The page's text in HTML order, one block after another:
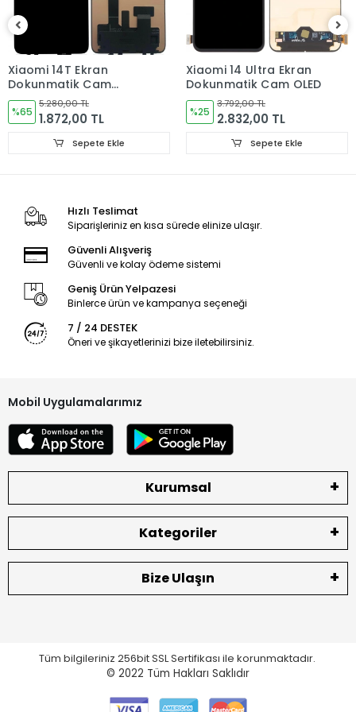
Tüm cep telefonu yedek parça siparişleriniz hafta içi saat
15:30’ a kadar, Cumartesi ise saat 11:00’e kadar AYNI GÜN
kargoya verilir.
Pazar ve resmi tatillerde verdiğiniz siparişler bir sonraki iş
günü içerisinde kargoya verilir.
ÜRÜN GÖNDERİMİ
Ürünler paketleme aşamasında kontrol edilmektedir.
GARANTİ DURUMU
Kullanıcıdan kaynaklanan sorunlar garanti kapsamı
dışındadır!
İADE VE DEĞİŞİM KURALLARI
LCD Ekran, Kasa, Kapak, Bataryalar ve diğer aldığınız iç
akşamlarda ürünün hasar görmemiş olması gerekmektedir.
yapın.
Vidası takılan ürünlerde, kırık, lehimli, jelatinsiz etiketsiz
ekranlarda hata müşteriden kaynaklı ise yedek parça
olduğu için sizlere bu konuda yardımcı olamamaktayız.
Bataryaların soketleri hasarlı olmamalıdır.
Ekranların iç LCD kısmı ve dış dokunmatik bölümünde çizik vs
Arka jelatinleri sökülmemeli ve yapıştırıcı olmamalıdır.
İade ve değişimlerde gönderinizi mutlaka YURTİÇİ KARGO
sırasında mutlaka kontrol ediniz.
almadan tutanak ile geri gönderiniz. Tutanaksız gönderim
Xiaomi 14T Ekran
Dokunmatik Cam
ORJINAL
%65
5.280,00 TL
1.872,00 TL
Sepete Ekle
Xiaomi 14 Ultra Ekran
Dokunmatik Cam OLED
%25
3.792,00 TL
2.832,00 TL
Sepete Ekle
Hızlı Teslimat
Siparişleriniz en kısa sürede elinize ulaşır.
Güvenli Alışveriş
Güvenli ve kolay ödeme sistemi
Geniş Ürün Yelpazesi
Binlerce ürün ve kampanya seçeneği
7 / 24 DESTEK
Öneri ve şikayetlerinizi bize iletebilirsiniz.
Mobil Uygulamalarımız
Kurumsal
Kategoriler
Bize Ulaşın
Tüm bilgileriniz 256bit SSL Sertifikası ile korunmaktadır.
© 2022 Tüm Hakları Saklıdır